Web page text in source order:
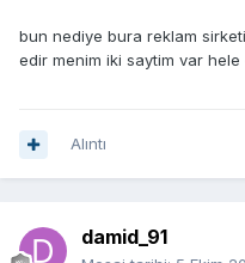
bun nediye bura reklam
edir menim iki saytim var
Alıntı
damid_91